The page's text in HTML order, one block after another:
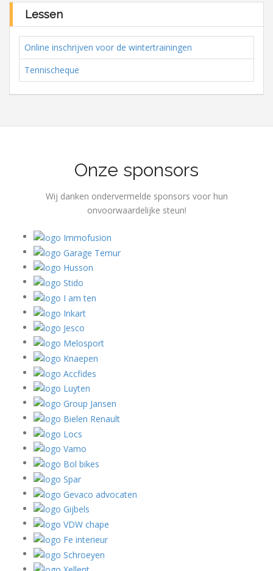
Lessen
Online inschrijven voor de wintertrainingen
Tennischeque
Onze sponsors
Wij danken ondervermelde sponsors voor hun
onvoorwaardelijke steun!